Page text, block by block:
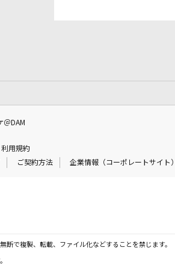
＠DAM
利用規約
ご契約方法 企業情報（コーポレートサイト）
断で複製、転載、ファイル化などすることを禁じます。